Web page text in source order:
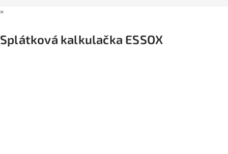
×
Splátková kalkulačka ESSOX